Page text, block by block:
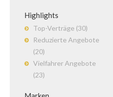
Highlights
Top-Verträge (30)
Reduzierte Angebote
(20)
Vielfahrer Angebote
(23)